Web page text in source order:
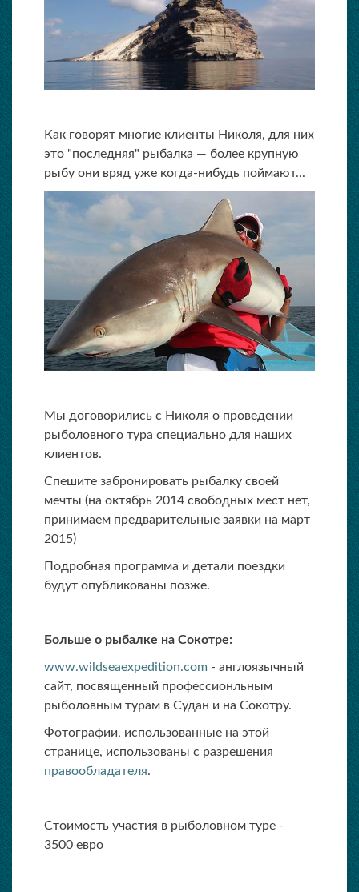
Как говорят многие клиенты Николя, для них
это "последняя" рыбалка — более крупную
рыбу они вряд уже когда-нибудь поймают...
Мы договорились с Николя о проведении
рыболовного тура специально для наших
клиентов.
Спешите забронировать рыбалку своей
мечты (на октябрь 2014 свободных мест нет,
принимаем предварительные заявки на март
2015)
Подробная программа и детали поездки
будут опубликованы позже.
Больше о рыбалке на Сокотре:
www.wildseaexpedition.com - англоязычный
сайт, посвященный профессионльным
рыболовным турам в Судан и на Сокотру.
Фотографии, использованные на этой
странице, использованы с разрешения
правообладателя.
Стоимость участия в рыболовном туре -
3500 евро